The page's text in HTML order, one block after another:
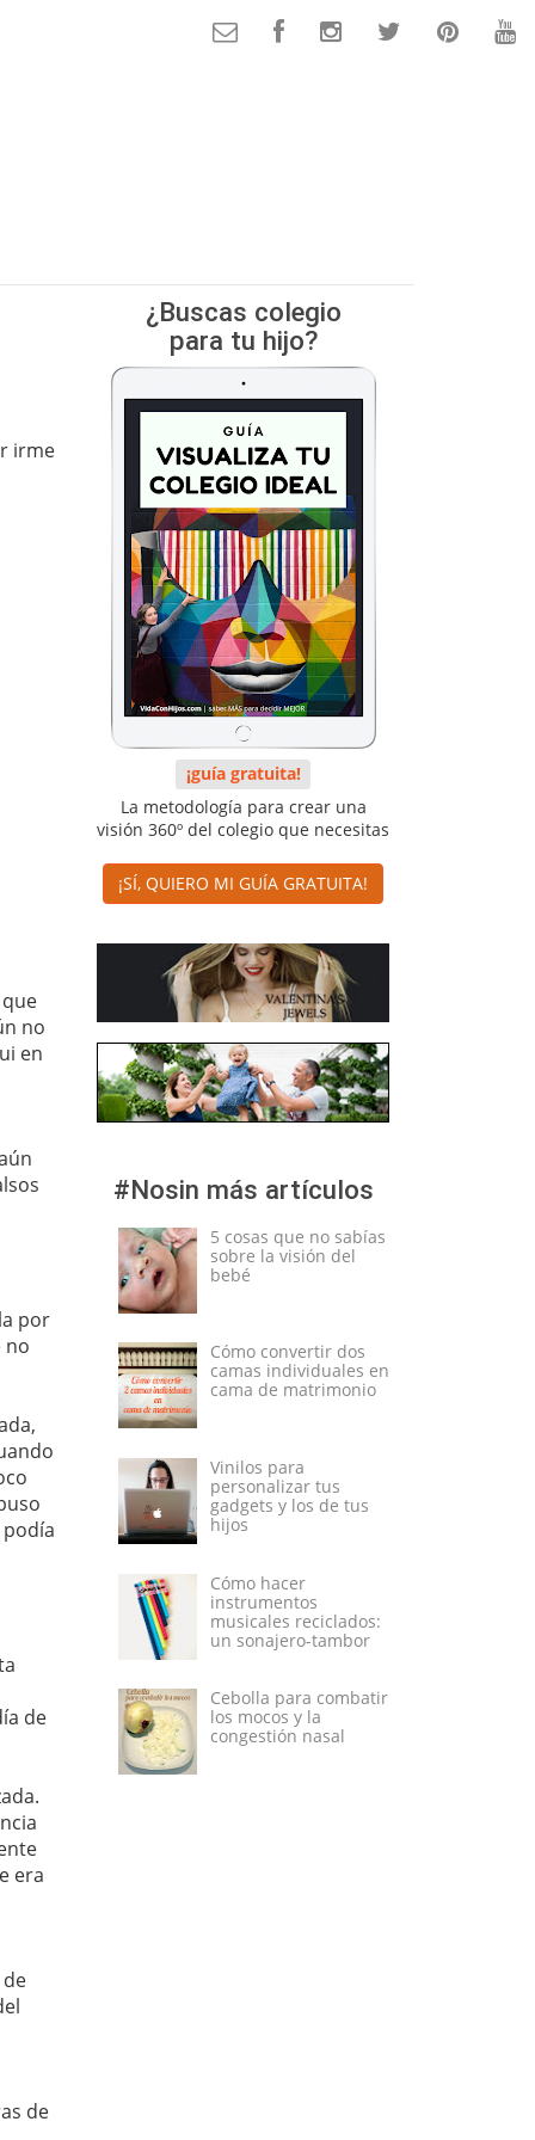
irme
no
en
por
no
de
era
de
¿Buscas colegio
para tu hijo?
¡guía gratuita!
La metodología para crear una
visión 360º del colegio que necesitas
¡SÍ, QUIERO MI GUÍA GRATUITA!
#Nosin más artículos
5 cosas que no sabías
sobre la visión del
bebé
Cómo convertir dos
camas individuales en
cama de matrimonio
Vinilos para
personalizar tus
gadgets y los de tus
hijos
Cómo hacer
instrumentos
musicales reciclados:
un sonajero-tambor
Cebolla para combatir
los mocos y la
congestión nasal